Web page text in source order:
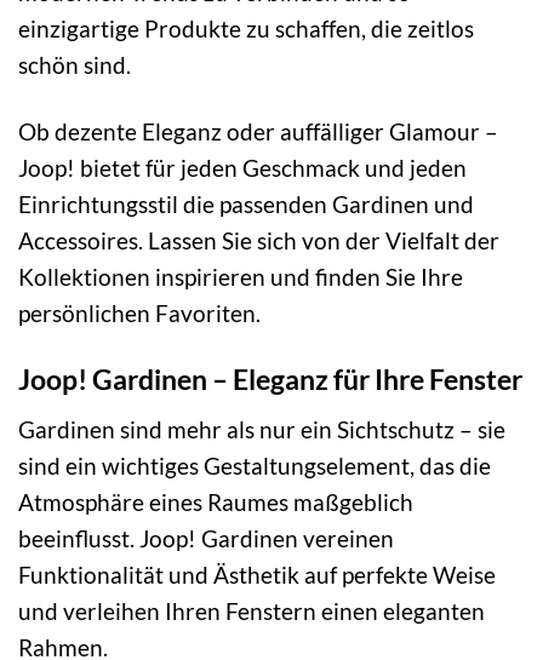
einzigartige Produkte zu schaffen, die zeitlos
schön sind.
Ob dezente Eleganz oder auffälliger Glamour –
Joop! bietet für jeden Geschmack und jeden
Einrichtungsstil die passenden Gardinen und
Accessoires. Lassen Sie sich von der Vielfalt der
Kollektionen inspirieren und finden Sie Ihre
persönlichen Favoriten.
Joop! Gardinen – Eleganz für Ihre Fenster
Gardinen sind mehr als nur ein Sichtschutz – sie
sind ein wichtiges Gestaltungselement, das die
Atmosphäre eines Raumes maßgeblich
beeinflusst. Joop! Gardinen vereinen
Funktionalität und Ästhetik auf perfekte Weise
und verleihen Ihren Fenstern einen eleganten
Rahmen.